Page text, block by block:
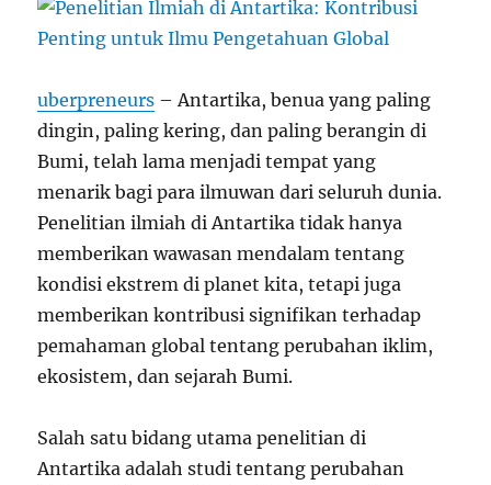
uberpreneurs – Antartika, benua yang paling
dingin, paling kering, dan paling berangin di
Bumi, telah lama menjadi tempat yang
menarik bagi para ilmuwan dari seluruh dunia.
Penelitian ilmiah di Antartika tidak hanya
memberikan wawasan mendalam tentang
kondisi ekstrem di planet kita, tetapi juga
memberikan kontribusi signifikan terhadap
pemahaman global tentang perubahan iklim,
ekosistem, dan sejarah Bumi.
Salah satu bidang utama penelitian di
Antartika adalah studi tentang perubahan